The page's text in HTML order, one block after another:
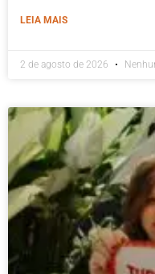
LEIA MAIS
2 de agosto de 2026